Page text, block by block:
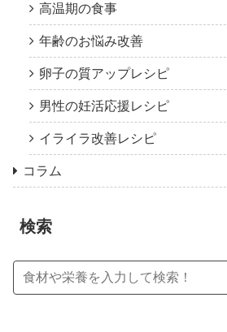
高温期の食事
年齢のお悩み改善
卵子の質アップレシピ
男性の妊活応援レシピ
イライラ改善レシピ
コラム
検索